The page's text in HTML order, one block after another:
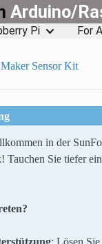
Arduino/
Pi For
Sensor Kit
in der
Tauchen Sie tiefer
: Lösen